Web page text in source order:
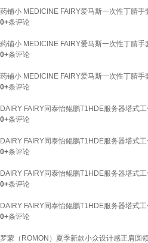
药铺小 MEDICINE FAIRY爱马斯一次性丁腈
0+条评论
药铺小 MEDICINE FAIRY爱马斯一次性丁腈
0+条评论
药铺小 MEDICINE FAIRY爱马斯一次性丁腈
0+条评论
DAIRY FAIRY同泰怡鲲鹏T1HDE服务器塔式
0+条评论
DAIRY FAIRY同泰怡鲲鹏T1HDE服务器塔式
0+条评论
DAIRY FAIRY同泰怡鲲鹏T1HDE服务器塔式
0+条评论
DAIRY FAIRY同泰怡鲲鹏T1HDE服务器塔式
0+条评论
罗蒙（ROMON）夏季新款小众设计感正肩圆